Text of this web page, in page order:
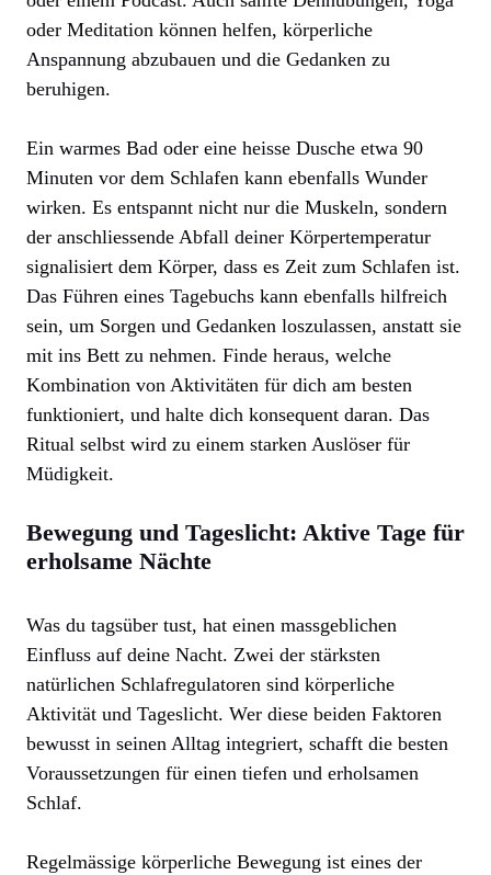
oder Meditation können helfen, körperliche
Anspannung abzubauen und die Gedanken zu
beruhigen.
Ein warmes Bad oder eine heisse Dusche etwa 90
Minuten vor dem Schlafen kann ebenfalls Wunder
wirken. Es entspannt nicht nur die Muskeln, sondern
der anschliessende Abfall deiner Körpertemperatur
signalisiert dem Körper, dass es Zeit zum Schlafen ist.
Das Führen eines Tagebuchs kann ebenfalls hilfreich
sein, um Sorgen und Gedanken loszulassen, anstatt sie
mit ins Bett zu nehmen. Finde heraus, welche
Kombination von Aktivitäten für dich am besten
funktioniert, und halte dich konsequent daran. Das
Ritual selbst wird zu einem starken Auslöser für
Müdigkeit.
Bewegung und Tageslicht: Aktive Tage für
erholsame Nächte
Was du tagsüber tust, hat einen massgeblichen
Einfluss auf deine Nacht. Zwei der stärksten
natürlichen Schlafregulatoren sind körperliche
Aktivität und Tageslicht. Wer diese beiden Faktoren
bewusst in seinen Alltag integriert, schafft die besten
Voraussetzungen für einen tiefen und erholsamen
Schlaf.
Regelmässige körperliche Bewegung ist eines der